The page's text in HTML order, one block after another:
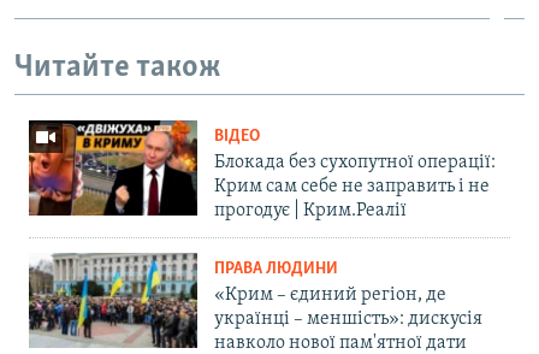
Читайте також
ВІДЕО
Блокада без сухопутної операції:
Крим сам себе не заправить і не
прогодує | Крим.Реалії
ПРАВА ЛЮДИНИ
«Крим – єдиний регіон, де
українці – меншість»: дискусія
навколо нової пам'ятної дати